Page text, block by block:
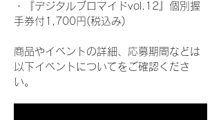
・『デジタルブロマイドvol.12』個別握
手券付1,700円(税込み)
商品やイベントの詳細、応募期間などは
以下イベントについてをご確認くださ
い。